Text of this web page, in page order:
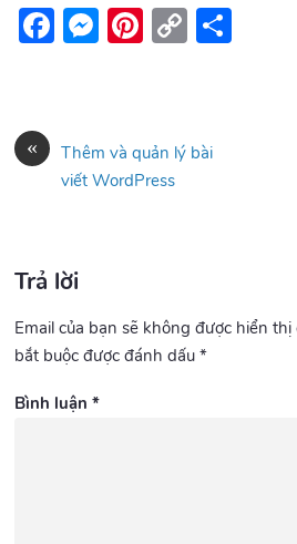
F
o
o
M
g
er
Pi
t
C
y
Li
«
Thêm và quản lý bài
viết WordPress
Trả lời
Email của bạn sẽ không được hiển thị
bắt buộc được đánh dấu*
Bình luận*